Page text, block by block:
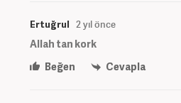
Ertuğrul 2 yıl önce
Allah tan kork
Beğen
Cevapla